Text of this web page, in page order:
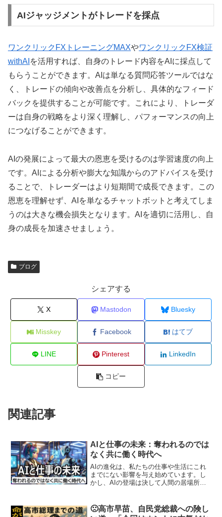
AIジャッジメントがトレードを採点
ワンクリックFXトレーニングMAXやワンクリックFX検証
withAI を活用すれば、自身のトレード内容をAIに採点して
もらうことができます。AIは単なる質問応答ツールではな
く、トレードの傾向や改善点を分析し、具体的なフィード
バックを提供することが可能です。これにより、トレーダ
ーは自身の戦略をより深く理解し、パフォーマンスの向上
につなげることができます。
AIの発展によって最大の恩恵を受けるのは学習速度の向上
です。AIによる分析や膨大な知識からのアドバイスを受け
ることで、トレーダーはより短期間で成長できます。この
恩恵を理解せず、AIを単なるチャットボットと考えてしま
うのは大きな機会損失となります。AIを適切に活用し、自
身の成長を加速させましょう。
ブログ
シェアする
X Mastodon Bluesky
Misskey Facebook はてブ
LINE Pinterest LinkedIn
コピー
関連記事
AIと仕事の未来：奪われるのでは
なく共に働く時代へ
AIの進化は、私たちの仕事や生活にこれ
までにない影響を与え始めています。し
かし、AIの登場は決して人間の居場所を
き方や価値観を見直し、より柔軟で創造
的な労働スタイルを模索...
🙁高市早苗、自民党総裁への険し